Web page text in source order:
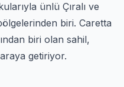
ünlü Çıralı ve
biri. Caretta
biri olan sahil,
getiriyor.